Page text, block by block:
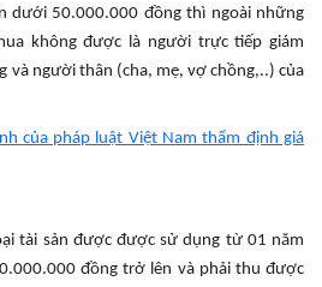
dưới 50.000.000 đồng thì ngoài những
không được là người trực tiếp giám
và người thân (cha, mẹ, vợ chồng,..) của
của pháp luật Việt Nam thẩm định giá
tài sản được được sử dụng từ 01 năm
đồng trở lên và phải thu được